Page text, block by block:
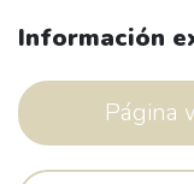
Información
Página